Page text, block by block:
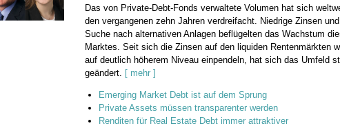
Das von Private-Debt-Fonds verwaltete Volumen hat sich
den vergangenen zehn Jahren verdreifacht. Niedrige Zinsen
Suche nach alternativen Anlagen beflügelten das Wachstum
Marktes. Seit sich die Zinsen auf den liquiden Rentenmärkten
auf deutlich höherem Niveau einpendeln, hat sich das Umfeld
geändert. [ mehr ]
Emerging Market Debt ist auf dem Sprung
Private Assets müssen transparenter werden
Renditen für Real Estate Debt immer attraktiver